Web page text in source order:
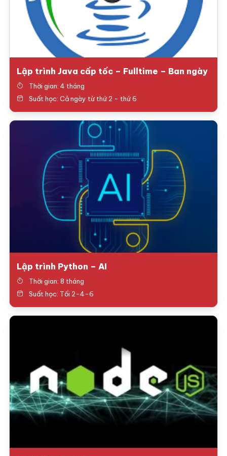
Lập trình Java cấp tốc – Fulltime – Ban ngày
Thời gian: 4 tháng
Suất học: Cả ngày từ thứ 2 - thứ 6
Lập trình Python – AI
Thời gian: 8 tháng
Suất học: Tối 2-4-6